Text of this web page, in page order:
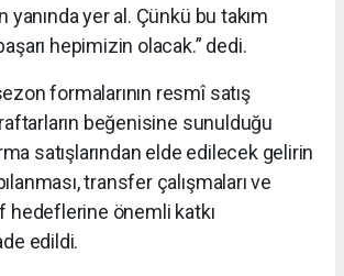
yanında yer al. Çünkü bu takım
hepimizin olacak.” dedi.
formalarının resmî satış
beğenisine sunulduğu
satışlarından elde edilecek gelirin
transfer çalışmaları ve
hedeflerine önemli katkı
edildi.